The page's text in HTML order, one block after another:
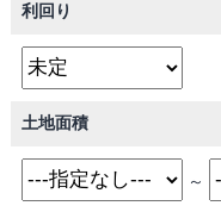
利回り
土地面積
～